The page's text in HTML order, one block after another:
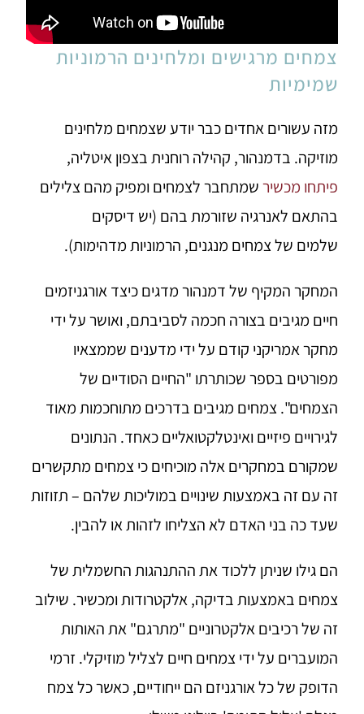
צמחים מרגישים ומלחינים הרמוניות
שמימיות
מזה עשורים אחדים כבר יודע שצמחים מלחינים
מוזיקה. בדמנהור, קהילה רוחנית בצפון איטליה,
פיתחו מכשירשמתחבר לצמחים ומפיק מהם צלילים
בהתאם לאנרגיה שזורמת בהם (יש דיסקים
שלמים של צמחים מנגנים, הרמוניות מדהימות).
המחקר המקיף של דמנהור מדגים כיצד אורגניזמים
חיים מגיבים בצורה חכמה לסביבתם, ואושר על ידי
מחקר אמריקני קודם על ידי מדענים שממצאיו
מפורטים בספר שכותרתו "החיים הסודיים של
הצמחים". צמחים מגיבים בדרכים מתוחכמות מאוד
לגירויים פיזיים ואינטלקטואליים כאחד. הנתונים
שמקורם במחקרים אלה מוכיחים כי צמחים מתקשרים
זה עם זה באמצעות שינויים במוליכות שלהם – תזוזות
שעד כה בני האדם לא הצליחו לזהות או להבין.
הם גילו שניתן ללכוד את ההתנהגות החשמלית של
צמחים באמצעות בדיקה, אלקטרודות ומכשיר. שילוב
זה של רכיבים אלקטרוניים "מתרגם" את האותות
המועברים על ידי צמחים חיים לצליל מוזיקלי. זרמי
הדופק של כל אורגניזם הם ייחודיים, כאשר כל צמח